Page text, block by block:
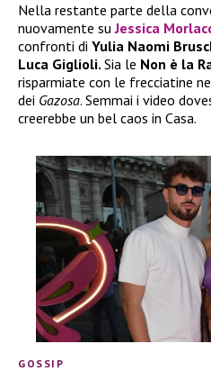
Nella restante parte della
nuovamente suJessica
confronti di Yulia Naomi
Luca Giglioli. Sia le Non è la
risparmiate con le frecciatine
dei Gazosa. Semmai i video
creerebbe un bel caos in Casa.
GOSSIP